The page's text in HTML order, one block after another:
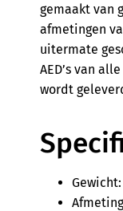
gemaakt van
afmetingen
uitermate
AED’s van
wordt